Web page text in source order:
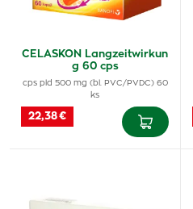
CELASKON Langzeitwirkun
g 60 cps
cps pld 500 mg (bl. PVC/PVDC) 60
ks
22,38 €